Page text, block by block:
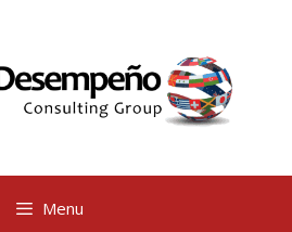
Menu